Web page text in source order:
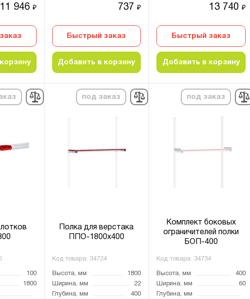
11 946 ₽ 737₽
Быстрый заказ
Добавить в корзину
13 740 ₽
Быстрый заказ
Добавить в корзину
лотков
100
1800
под заказ
Полка для верстака
ППО-1800х400
Код товара: 34724
Высота, мм
1800
Ширина, мм
22
Глубина, мм
400
под заказ
Комплект боковых
ограничителей полки
БОП-400
Код товара: 34734
Высота, мм
400
Ширина, мм
60
Глубина, мм